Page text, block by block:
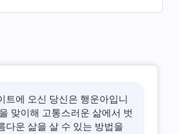
트에 오신 당신은 행운아입니
맞이해 고통스러운 삶에서 벗
다운 삶을 살 수 있는 방법을